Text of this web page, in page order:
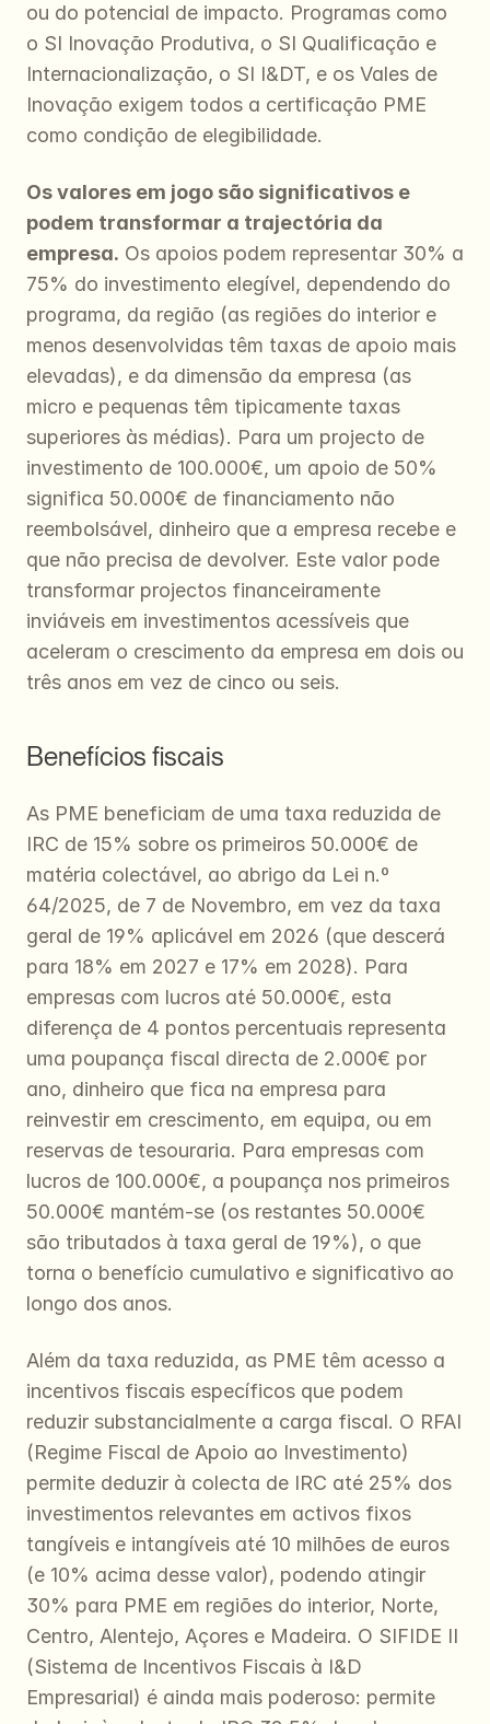
ou do potencial de impacto. Programas como
o SI Inovação Produtiva, o SI Qualificação e
Internacionalização, o SI I&DT, e os Vales de
Inovação exigem todos a certificação PME
como condição de elegibilidade.
Os valores em jogo são significativos e
podem transformar a trajectória da
empresa. Os apoios podem representar 30% a
75% do investimento elegível, dependendo do
programa, da região (as regiões do interior e
menos desenvolvidas têm taxas de apoio mais
elevadas), e da dimensão da empresa (as
micro e pequenas têm tipicamente taxas
superiores às médias). Para um projecto de
investimento de 100.000€, um apoio de 50%
significa 50.000€ de financiamento não
reembolsável, dinheiro que a empresa recebe e
que não precisa de devolver. Este valor pode
transformar projectos financeiramente
inviáveis em investimentos acessíveis que
aceleram o crescimento da empresa em dois ou
três anos em vez de cinco ou seis.
Benefícios fiscais
As PME beneficiam de uma taxa reduzida de
IRC de 15% sobre os primeiros 50.000€ de
matéria colectável, ao abrigo da Lei n.º
64/2025, de 7 de Novembro, em vez da taxa
geral de 19% aplicável em 2026 (que descerá
para 18% em 2027 e 17% em 2028). Para
empresas com lucros até 50.000€, esta
diferença de 4 pontos percentuais representa
uma poupança fiscal directa de 2.000€ por
ano, dinheiro que fica na empresa para
reinvestir em crescimento, em equipa, ou em
reservas de tesouraria. Para empresas com
lucros de 100.000€, a poupança nos primeiros
50.000€ mantém-se (os restantes 50.000€
são tributados à taxa geral de 19%), o que
torna o benefício cumulativo e significativo ao
longo dos anos.
Além da taxa reduzida, as PME têm acesso a
incentivos fiscais específicos que podem
reduzir substancialmente a carga fiscal. O RFAI
(Regime Fiscal de Apoio ao Investimento)
permite deduzir à colecta de IRC até 25% dos
investimentos relevantes em activos fixos
tangíveis e intangíveis até 10 milhões de euros
(e 10% acima desse valor), podendo atingir
30% para PME em regiões do interior, Norte,
Centro, Alentejo, Açores e Madeira. O SIFIDE II
(Sistema de Incentivos Fiscais à I&D
Empresarial) é ainda mais poderoso: permite